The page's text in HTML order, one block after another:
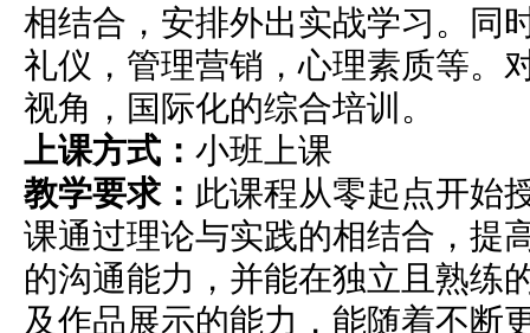
相结合，安排外出实战学习。同
礼仪，管理营销，心理素质等。
视角，国际化的综合培训。
上课方式 ： 小班上课
教学要求： 此课程从零起点开始
课通过理论与实践的相结合，提
的沟通能力，并能在独立且熟练
及作品展示的能力，能随着不断